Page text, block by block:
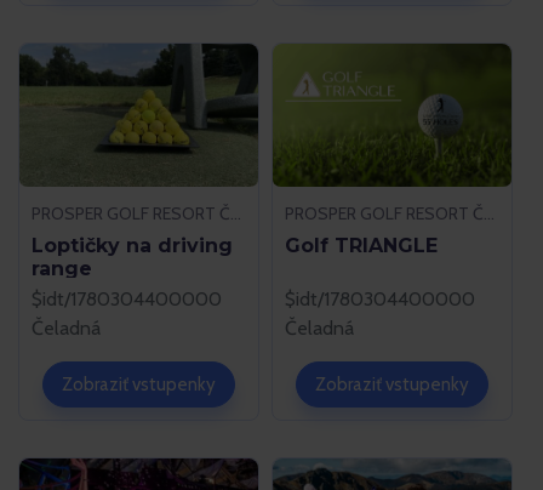
PROSPER GOLF RESORT ČELADNÁ
Loptičky na driving
range
$idt/1780304400000
Čeladná
Zobraziť vstupenky
PROSPER GOLF RESORT ČELADNÁ
Golf TRIANGLE
$idt/1780304400000
Čeladná
Zobraziť vstupenky